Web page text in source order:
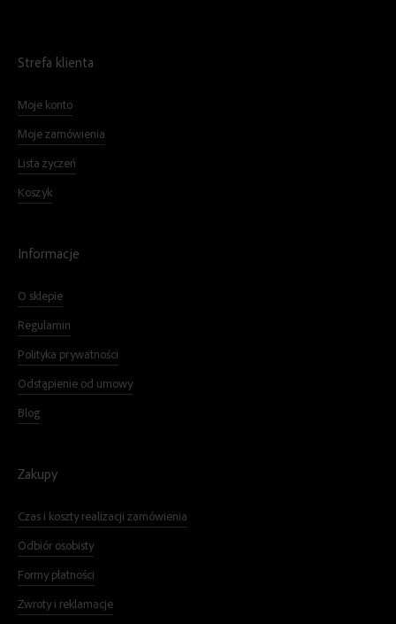
Strefa klienta
Moje konto
Moje zamówienia
Lista życzeń
Koszyk
Informacje
O sklepie
Regulamin
Polityka prywatności
Odstąpienie od umowy
Blog
Zakupy
Czas i koszty realizacji zamówienia
Odbiór osobisty
Formy płatności
Zwroty i reklamacje